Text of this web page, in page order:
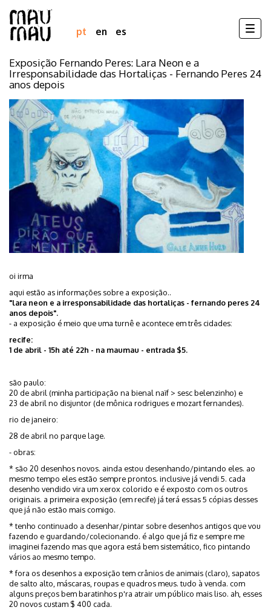
Pular
para
conteúdo
principal
pt en es
Exposição Fernando Peres: Lara Neon e a
Irresponsabilidade das Hortaliças - Fernando Peres 24
anos depois
oi irma
aqui estão as informações sobre a exposição..
"lara neon e a irresponsabilidade das hortaliças - fernando peres 24
anos depois".
- a exposição é meio que uma turnê e acontece em três cidades:
recife:
1 de abril - 15h até 22h - na maumau - entrada $5.
são paulo:
20 de abril (minha participação na bienal naïf > sesc belenzinho) e
23 de abril no disjuntor (de mônica rodrigues e mozart fernandes).
rio de janeiro:
28 de abril no parque lage.
- obras:
* são 20 desenhos novos. ainda estou desenhando/pintando eles. ao
mesmo tempo eles estão sempre prontos. inclusive já vendi 5. cada
desenho vendido vira um xerox colorido e é exposto com os outros
originais. a primeira exposição (em recife) já terá essas 5 cópias desses
que já não estão mais comigo.
* tenho continuado a desenhar/pintar sobre desenhos antigos que vou
fazendo e guardando/colecionando. é algo que já fiz e sempre me
imaginei fazendo mas que agora está bem sistemático, fico pintando
vários ao mesmo tempo.
* fora os desenhos a exposição tem crânios de animais (claro), sapatos
de salto alto, máscaras, roupas e quadros meus. tudo à venda. com
alguns preços bem baratinhos p'ra atrair um público mais liso. ah, esses
20 novos custam $ 400 cada.